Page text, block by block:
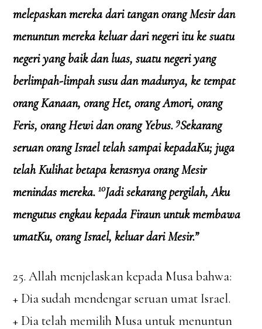
melepaskan mereka dari tangan orang Mesir dan
menuntun mereka keluar dari negeri itu ke suatu
negeri yang baik dan luas, suatu negeri yang
berlimpah-limpah susu dan madunya, ke tempat
orang Kanaan, orang Het, orang Amori, orang
Feris, orang Hewi dan orang Yebus.9Sekarang
seruan orang Israel telah sampai kepadaKu; juga
telah Kulihat betapa kerasnya orang Mesir
menindas mereka.10Jadi sekarang pergilah, Aku
mengutus engkau kepada Firaun untuk membawa
umatKu, orang Israel, keluar dari Mesir.”
25. Allah menjelaskan kepada Musa bahwa:
+ Dia sudah mendengar seruan umat Israel.
+ Dia telah memilih Musa untuk menuntun